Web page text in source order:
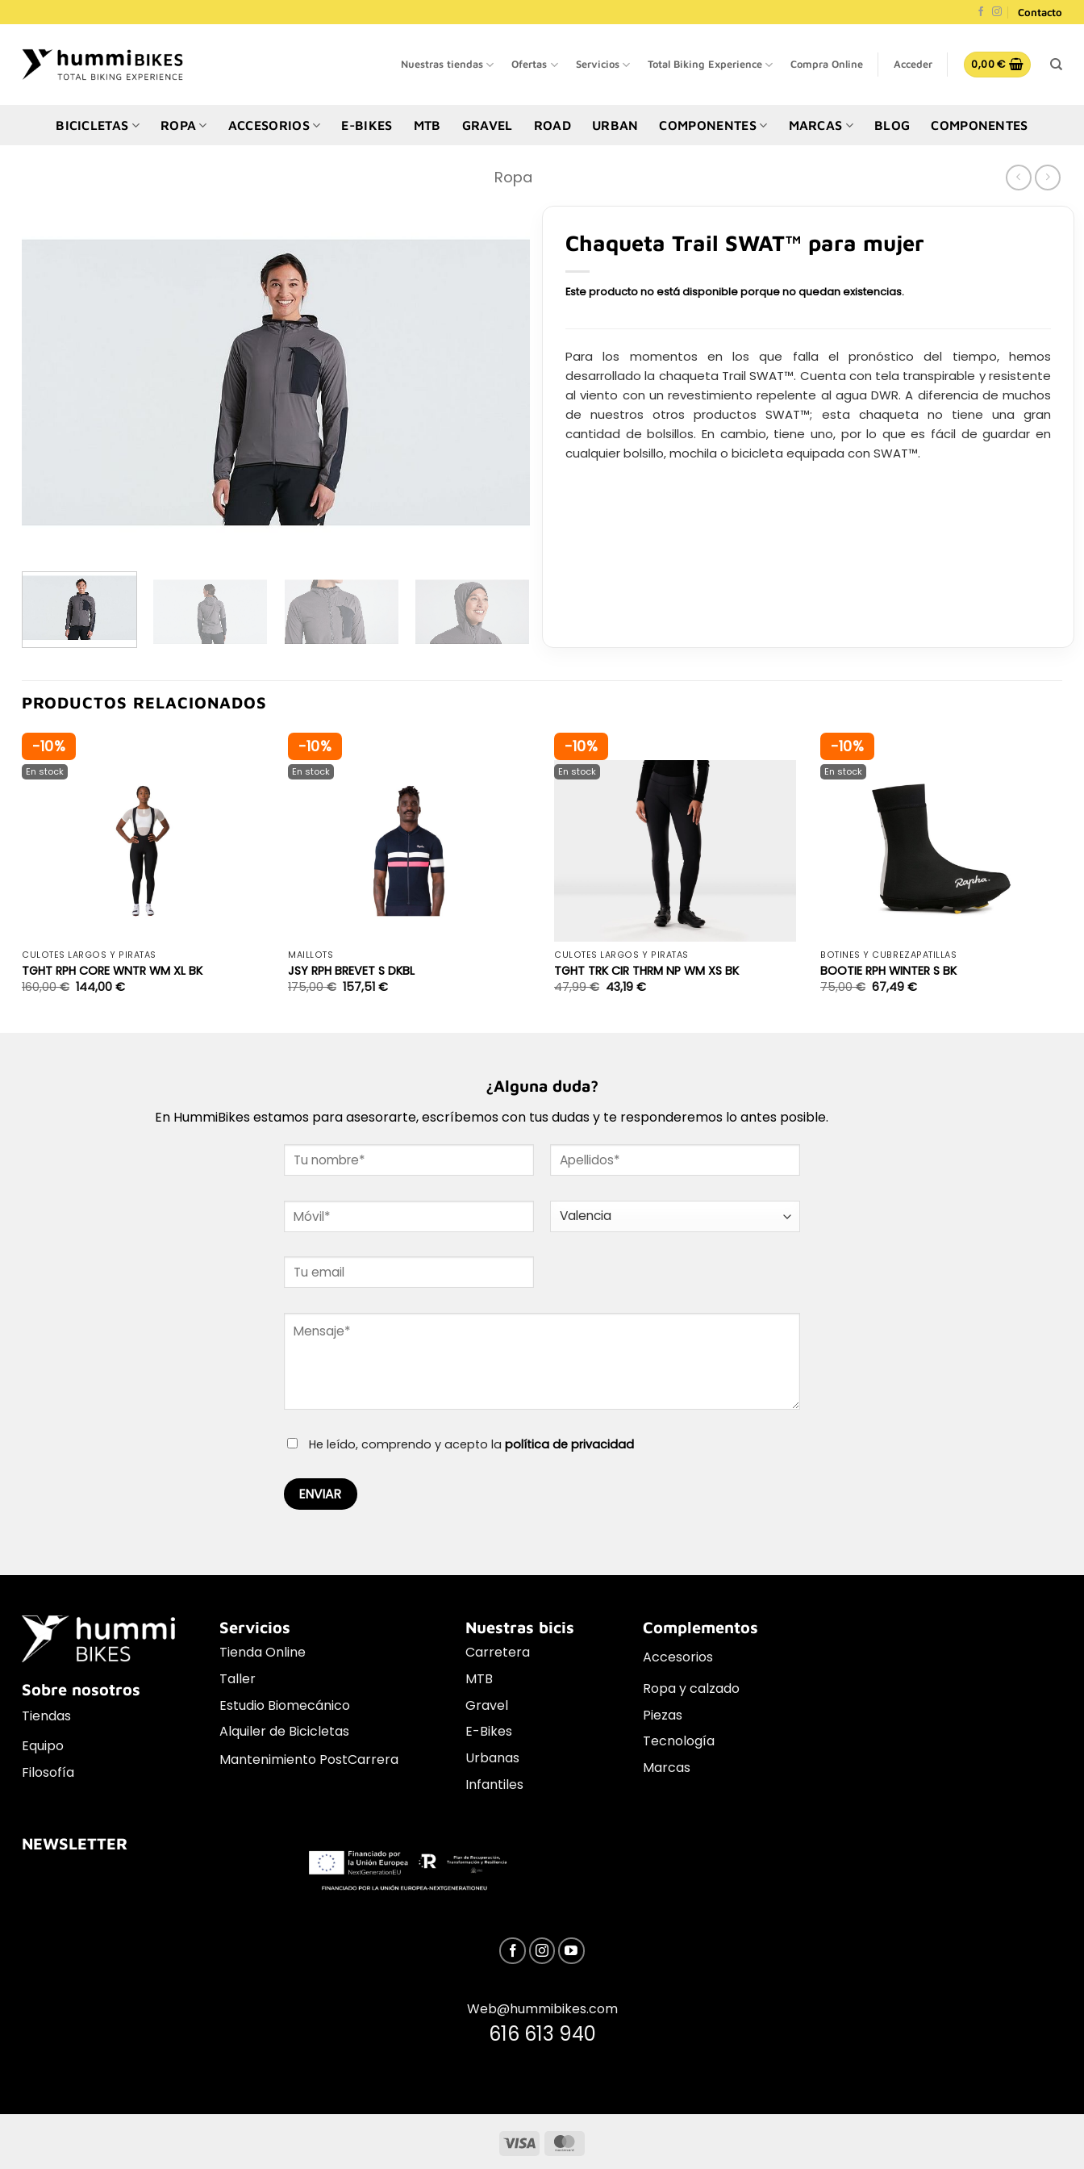
al
contenido
Contacto
Nuestras tiendas Ofertas Servicios Total Biking Experience Compra Online Acceder 0,00€
BICICLETAS ROPA ACCESORIOS E-BIKES MTB GRAVEL ROAD URBAN COMPONENTES MARCAS BLOG COMPONENTES
Ropa
Chaqueta Trail SWAT™ para mujer
Este producto no está disponible porque no quedan existencias.
Para los momentos en los que falla el pronóstico del tiempo, hemos
desarrollado la chaqueta Trail SWAT™. Cuenta con tela transpirable y resistente
al viento con un revestimiento repelente al agua DWR. A diferencia de muchos
de nuestros otros productos SWAT™; esta chaqueta no tiene una gran
cantidad de bolsillos. En cambio, tiene uno, por lo que es fácil de guardar en
cualquier bolsillo, mochila o bicicleta equipada con SWAT™.
PRODUCTOS RELACIONADOS
-10%
CULOTES LARGOS Y PIRATAS
TGHT RPH CORE WNTR WM XL BK
160,00€ 144,00€
-10%
MAILLOTS
JSY RPH BREVET S DKBL
175,00€ 157,51€
-10%
CULOTES LARGOS Y PIRATAS
TGHT TRK CIR THRM NP WM XS BK
47,99€ 43,19€
-10%
BOTINES Y CUBREZAPATILLAS
BOOTIE RPH WINTER S BK
75,00€ 67,49€
¿Alguna duda?
En HummiBikes estamos para asesorarte, escríbemos con tus dudas y te responderemos lo antes posible.
He leído, comprendo y acepto la política de privacidad
Sobre nosotros
Tiendas
Equipo
Filosofía
Servicios
Tienda Online
Taller
Estudio Biomecánico
Alquiler de Bicicletas
Mantenimiento PostCarrera
Nuestras bicis
Carretera
MTB
Gravel
E-Bikes
Urbanas
Infantiles
Complementos
Accesorios
Ropa y calzado
Piezas
Tecnología
Marcas
NEWSLETTER
Web@hummibikes.com
616 613 940
Visa